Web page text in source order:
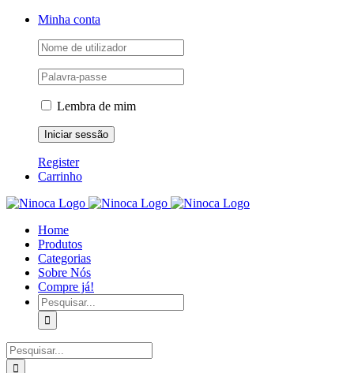
Skip
Facebook
Instagram
YouTubeMinha conta
Lembra de mim
Register
Carrinho
Home
Produtos
Categorias
Sobre Nós
Compre já!
Pesquisar
Pesquisar